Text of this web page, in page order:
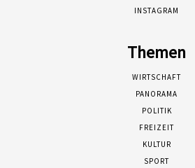
INSTAGRAM
Themen
WIRTSCHAFT
PANORAMA
POLITIK
FREIZEIT
KULTUR
SPORT